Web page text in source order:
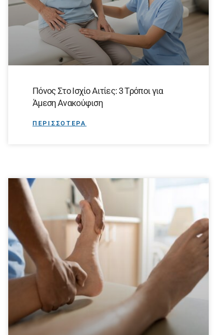
Πόνος Στο Ισχίο Αιτίες: 3 Τρόποι για
Άμεση Ανακούφιση
ΠΕΡΙΣΣΟΤΕΡΑ